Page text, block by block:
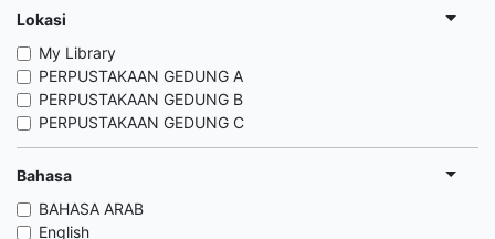
Lokasi
My Library
PERPUSTAKAAN GEDUNG A
PERPUSTAKAAN GEDUNG B
PERPUSTAKAAN GEDUNG C
Bahasa
BAHASA ARAB
English